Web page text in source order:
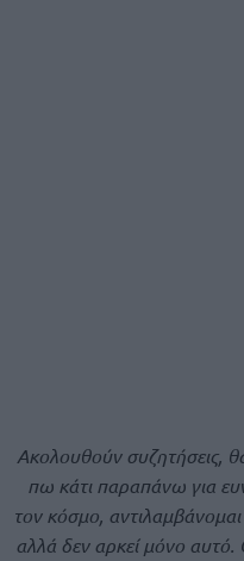
Ακολουθούν συζητήσεις,
πω κάτι παραπάνω για
τον κόσμο,
αλλά δεν αρκεί μόνο